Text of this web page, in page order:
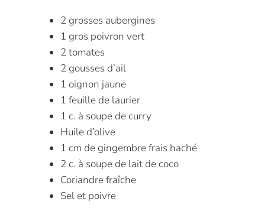
2 grosses aubergines
1 gros poivron vert
2 tomates
2 gousses d’ail
1 oignon jaune
1 feuille de laurier
1 c. à soupe de curry
Huile d’olive
1 cm de gingembre frais haché
2 c. à soupe de lait de coco
Coriandre fraîche
Sel et poivre